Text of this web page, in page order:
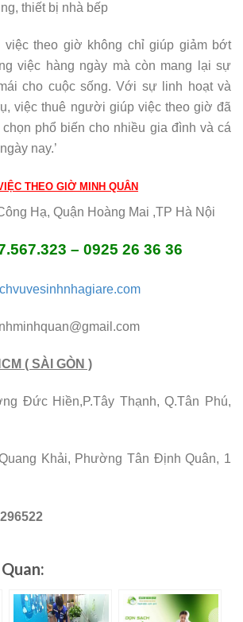
thiết bị nhà bếp
việc theo giờ không chỉ giúp giảm bớt
việc hàng ngày mà còn mang lại sự
cho cuộc sống. Với sự linh hoạt và
việc thuê người giúp việc theo giờ đã
phổ biến cho nhiều gia đình và cá
nay.’
THEO GIỜ MINH QUÂN
Hạ, Quận Hoàng Mai ,TP Hà Nội
– 0925 26 36 36
( SÀI GÒN )
Đức Hiền,P.Tây Thạnh, Q.Tân Phú,
Khải, Phường Tân Định Quân, 1